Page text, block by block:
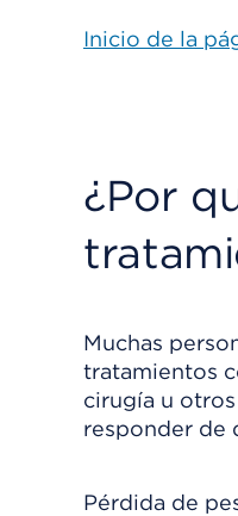
Inicio de la
¿Por
Muchas
tratamientos
cirugía u
responder de
Pérdida de